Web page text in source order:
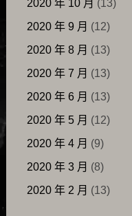
2020 年 10 月 (13)
2020 年 9 月 (12)
2020 年 8 月 (13)
2020 年 7 月 (13)
2020 年 6 月 (13)
2020 年 5 月 (12)
2020 年 4 月 (9)
2020 年 3 月 (8)
2020 年 2 月 (13)